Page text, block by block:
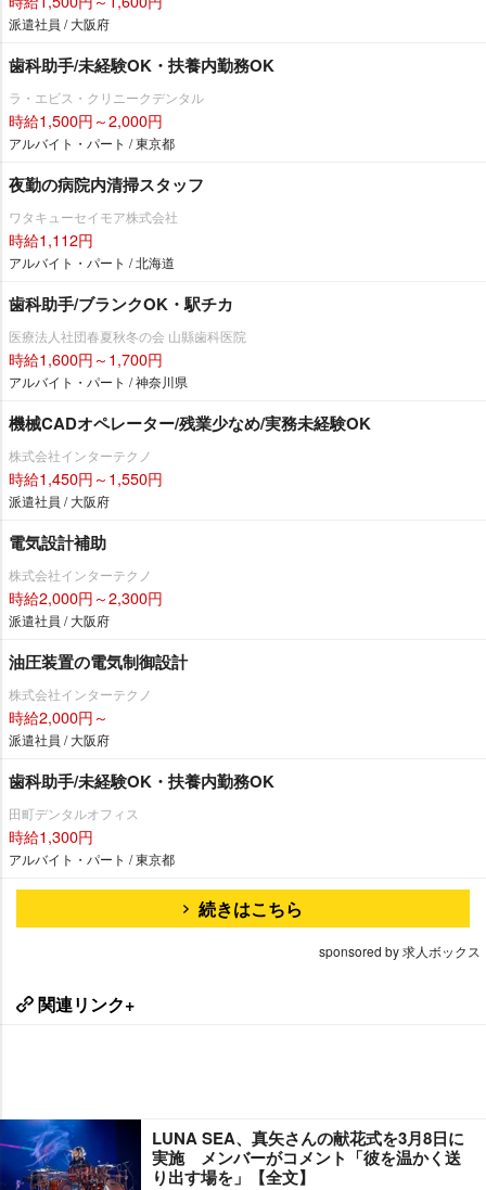
派遣社員 / 大阪府
歯科助手/未経験OK・扶養内勤務OK
ラ・エビス・クリニークデンタル
時給1,500円～2,000円
アルバイト・パート / 東京都
夜勤の病院内清掃スタッフ
ワタキューセイモア株式会社
時給1,112円
アルバイト・パート / 北海道
歯科助手/ブランクOK・駅チカ
医療法人社団春夏秋冬の会 山縣歯科医院
時給1,600円～1,700円
アルバイト・パート / 神奈川県
機械CADオペレーター/残業少なめ/実務未経験OK
株式会社インターテクノ
時給1,450円～1,550円
派遣社員 / 大阪府
電気設計補助
株式会社インターテクノ
時給2,000円～2,300円
派遣社員 / 大阪府
油圧装置の電気制御設計
株式会社インターテクノ
時給2,000円～
派遣社員 / 大阪府
歯科助手/未経験OK・扶養内勤務OK
田町デンタルオフィス
時給1,300円
アルバイト・パート / 東京都
続きはこちら
sponsored by 求人ボックス
関連リンク+
LUNA SEA、真矢さんの献花式を3月8日に
実施 メンバーがコメント「彼を温かく送
り出す場を」【全文】